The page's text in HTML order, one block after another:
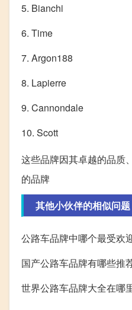
5. Bianchi
6. Time
7. Argon188
8. Lapierre
9. Cannondale
10. Scott
这些品牌因其卓越的品质
的品牌
其他小伙伴的相似问题
公路车品牌中哪个最受欢
国产公路车品牌有哪些推
世界公路车品牌大全在哪